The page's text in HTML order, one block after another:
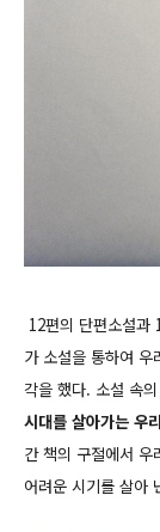
12편의 단편소설과
가 소설을 통하여
각을 했다. 소설 속
시대를 살아가는 우
간 책의 구절에서
어려운 시기를 살아